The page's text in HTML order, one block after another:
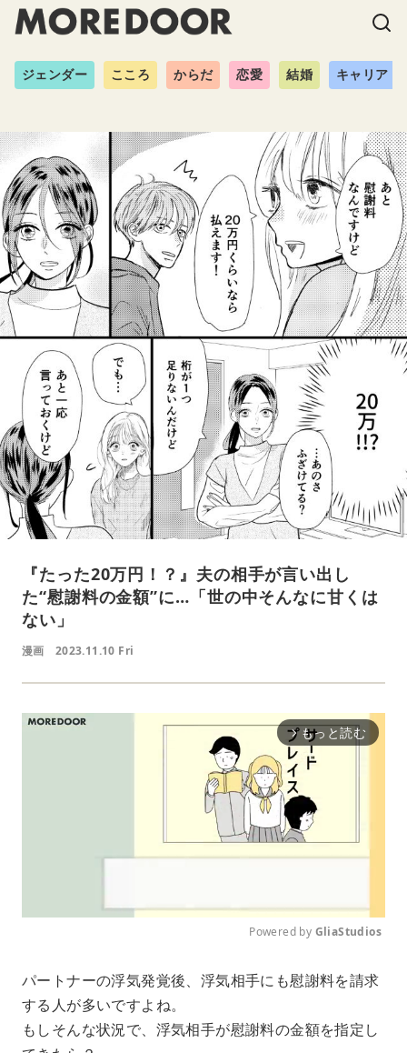
ジェンダー こころ からだ 恋愛 結婚 キャリア
『たった20万円！？』夫の相手が言い出し
た“慰謝料の金額”に…「世の中そんなに甘くは
ない」
漫画 2023.11.10 Fri
arrow_forward_ios もっと読む
u
e
Powered by GliaStudios
パートナーの浮気発覚後、浮気相手にも慰謝料を請求
する人が多いですよね。
もしそんな状況で、浮気相手が慰謝料の金額を指定し